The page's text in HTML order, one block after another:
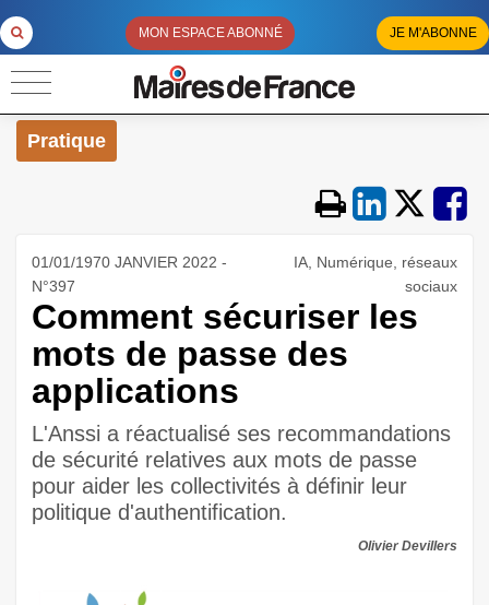
MON ESPACE ABONNÉ JE M'ABONNE
Pratique
01/01/1970 JANVIER 2022 -
N°397
IA, Numérique, réseaux
sociaux
Comment sécuriser les
mots de passe des
applications
L'Anssi a réactualisé ses recommandations
de sécurité relatives aux mots de passe
pour aider les collectivités à définir leur
politique d'authentification.
Olivier Devillers